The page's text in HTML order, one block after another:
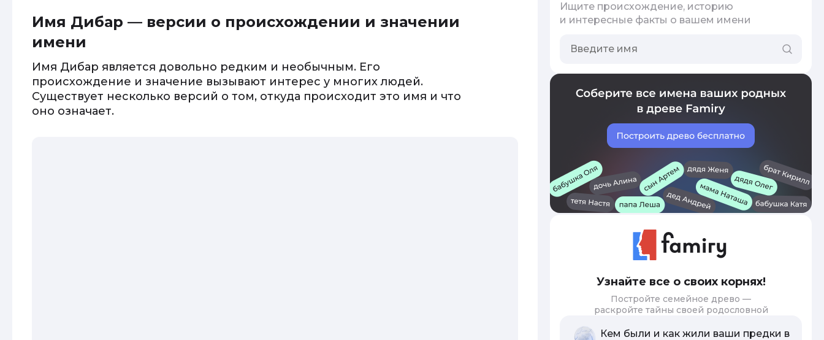
Имя Дибар — версии о происхождении и значении
имени
Имя Дибар является довольно редким и необычным. Его
происхождение и значение вызывают интерес у многих людей.
Существует несколько версий о том, откуда происходит это имя и что
оно означает.
Ищите происхождение, историю
и интересные факты о вашем имени
Узнайте все о своих корнях!
Постройте семейное древо —
раскройте тайны своей родословной
Кем были и как жили ваши предки в